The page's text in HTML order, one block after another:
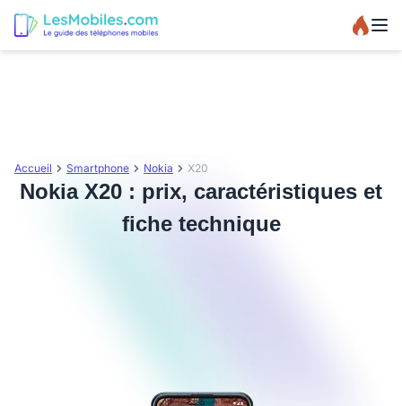
Accueil Smartphone Nokia X20
Nokia X20 : prix, caractéristiques et
fiche technique